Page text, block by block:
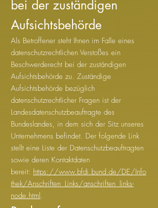
bei der zuständigen
Aufsichtsbehörde
Als Betroffener steht Ihnen im Falle eines
datenschutzrechtlichen Verstoßes ein
Beschwerderecht bei der zuständigen
Aufsichtsbehörde zu. Zuständige
Aufsichtsbehörde bezüglich
datenschutzrechtlicher Fragen ist der
Landesdatenschutzbeauftragte des
Bundeslandes, in dem sich der Sitz unseres
Unternehmens befindet. Der folgende Link
stellt eine Liste der Datenschutzbeauftragten
sowie deren Kontaktdaten
bereit: https://www.bfdi.bund.de/DE/Info
thek/Anschriften_Links/anschriften_links-
node.html.